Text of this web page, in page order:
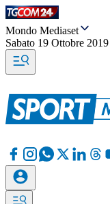
Mondo Mediaset
Sabato 19 Ottobre 2019